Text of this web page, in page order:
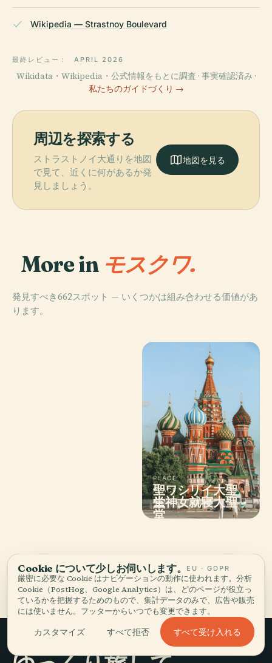
Wikipedia — Strastnoy Boulevard
最終レビュー： APRIL 2026
Wikidata・Wikipedia・公式情報をもとに調査 · 事実確認済み ·
私たちのガイドづくり →
周辺を探索する
ストラストノイ大通りを地図
で見て、近くに何があるか発
見しましょう。
地図を見る
More in モスクワ.
発見すべき662スポット — いくつかは組み合わせる価値があ
ります。
PLACE
聖ワシリイ大聖
堂
PLACE
生神女就寝大聖
堂
モスクワの全662 スポット
Cookie について少しお伺いします。 EU · GDPR
厳密に必要な Cookie はナビゲーションの動作に使われます。分析
Cookie（PostHog、Google Analytics）は、どのページが役立っ
ているかを把握するためのもので、集計データのみで、広告や販売
には使いません。フッターからいつでも変更できます。
カスタマイズ すべて拒否 すべて受け入れる